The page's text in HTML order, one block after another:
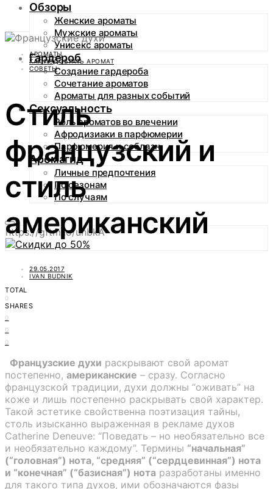
Обзоры
Женские ароматы
Мужские ароматы
Унисекс ароматы
Гардероб
Создание гардероба
Сочетание ароматов
Ароматы для разных событий
Сексуальность
Роль ароматов во влечении
Афродизиаки в парфюмерии
Парфюмерия и соблазн
Аромагид
Личные предпочтения
По сезонам
По случаям
https://gftm.io/uhbkA
АРОМАТЫ
КАК ПОДОБРАТЬ АРОМАТ
СОВЕТЫ
Стиль
французский и
стиль
американский
29.05.2017
IVAN BUDNIK
TOTAL
0
SHARES
0
0
0
Французские духи раскрывают свой аромат
постепенно, американские – сразу. Согласно
французской традиции, духи должны “оживать” на
коже и лишь постепенно раскрывать свой характер.
Такой эстетике свойственна поэтизация тайны,
столь изысканно выраженная в рекламе духов
Catherine Deneuve: “Поведать – но необязательно все
и необязательно каждому”. Термины “начальная”
(“головная”) нота, “средняя” (“сердцевинная”) нота
и “конечная” (“базисная”) нота разработаны именно
для такого типа духов, ими обозначаются фазы